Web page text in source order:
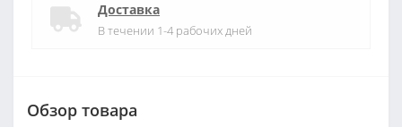
Доставка
В течении 1-4 рабочих дней
Обзор товара